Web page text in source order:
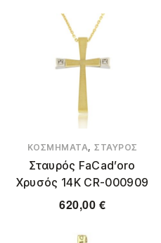
ΚΟΣΜΉΜΑΤΑ, ΣΤΑΥΡΌΣ
Σταυρός FaCad’oro
Χρυσός 14Κ CR-000909
620,00 €